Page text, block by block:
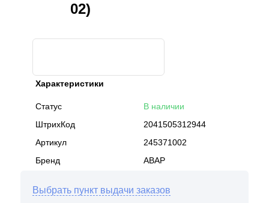
02)
Характеристики
Статус
В наличии
ШтрихКод
2041505312944
Артикул
245371002
Бренд
АВАР
Выбрать пункт выдачи заказов